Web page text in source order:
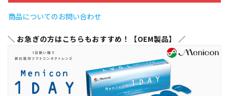
商品についてのお問い合わせ
＼ お急ぎの方はこちらもおすすめ！【OEM製品】 ／